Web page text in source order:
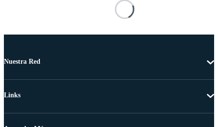
Nuestra Red
Links